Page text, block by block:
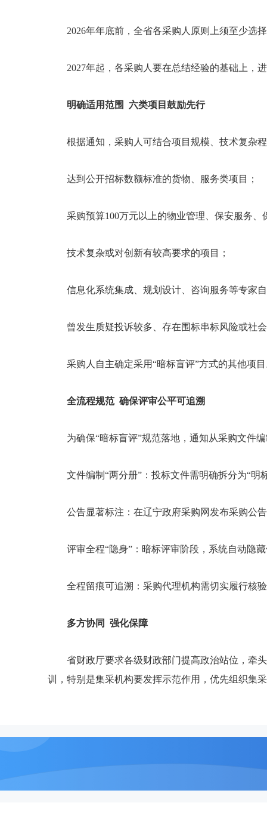
2026年年底前，全省各采购人原则上须至少选
2027年起，各采购人要在总结经验的基础上，
明确适用范围 六类项目鼓励先行
根据通知，采购人可结合项目规模、技术复杂
达到公开招标数额标准的货物、服务类项
采购预算100万元以上的物业管理、保安服
技术复杂或对创新有较高要求的项目；
信息化系统集成、规划设计、咨询服务等专
曾发生质疑投诉较多、存在围标串标风险或
采购人自主确定采用“暗标盲评”方式的其他
全流程规范 确保评审公平可追溯
为确保“暗标盲评”规范落地，通知从采购文
文件编制“两分册”：投标文件需明确拆分为“
公告显著标注：在辽宁政府采购网发布采购公
评审全程“隐身”：暗标评审阶段，系统自动隐
全程留痕可追溯：采购代理机构需切实履行核
多方协同 强化保障
省财政厅要求各级财政部门提高政治站位，牵
训，特别是集采机构要发挥示范作用，优先组织集